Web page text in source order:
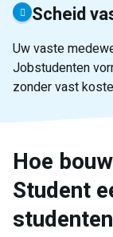
Scheid
Uw vaste
Jobstudenten
zonder vast
Hoe
Student